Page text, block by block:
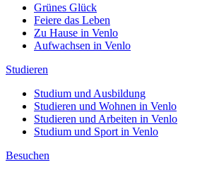
Grünes Glück
Feiere das Leben
Zu Hause in Venlo
Aufwachsen in Venlo
Studieren
Studium und Ausbildung
Studieren und Wohnen in Venlo
Studieren und Arbeiten in Venlo
Studium und Sport in Venlo
Besuchen